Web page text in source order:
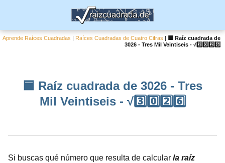
Aprende Raíces Cuadradas | Raíces Cuadradas de Cuatro Cifras |
🟦 Raíz cuadrada de
3026 - Tres Mil Veintiseis - √3️⃣0️⃣2️⃣6️⃣
🟦 Raíz cuadrada de 3026 - Tres
Mil Veintiseis - √3️⃣0️⃣2️⃣6️⃣
Si buscas qué número que resulta de calcular la raíz